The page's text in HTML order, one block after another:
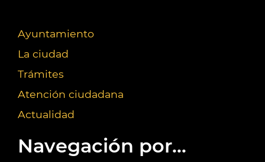
Ayuntamiento
La ciudad
Trámites
Atención ciudadana
Actualidad
Navegación por...